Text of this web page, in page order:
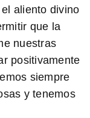
aliento divino
que la
nuestras
positivamente
siempre
y tenemos